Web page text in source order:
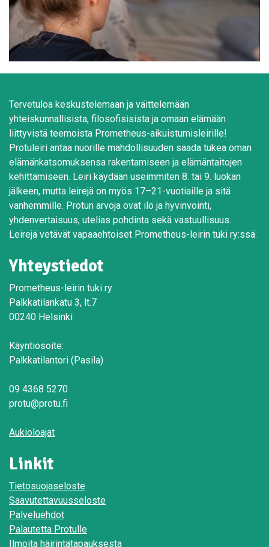
Tervetuloa keskustelemaan ja väittelemään
yhteiskunnallisista, filosofisisista ja omaan elämään
liittyvistä teemoista Prometheus-aikuistumisleirille!
Protuleiri antaa nuorille mahdollisuuden saada tukea oman
elämänkatsomuksensa rakentamiseen ja elämäntaitojen
kehittämiseen. Leiri käydään useimmiten 8. tai 9. luokan
jälkeen, mutta leirejä on myös 17–21-vuotiaille ja sitä
vanhemmille. Protun arvoja ovat ilo ja hyvinvointi,
yhdenvertaisuus, utelias pohdinta sekä vastuullisuus.
Leirejä vetävät vapaaehtoiset Prometheus-leirin tuki ry:ssä.
Yhteystiedot
Prometheus-leirin tuki ry
Palkkatilankatu 3, lt.7
00240 Helsinki
Käyntiosoite:
Palkkatilantori (Pasila)
09 4368 5270
protu@protu.fi
Aukioloajat
Linkit
Tietosuojaseloste
Saavutettavuusseloste
Palveluehdot
Palautetta Protulle
Ilmoita häirintätapauksesta